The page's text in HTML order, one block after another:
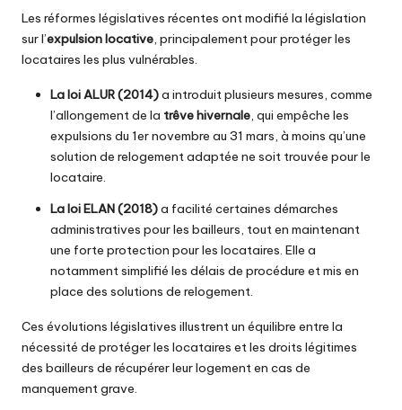
Les réformes législatives récentes ont modifié la législation
sur l’expulsion locative, principalement pour protéger les
locataires les plus vulnérables.
La loi ALUR (2014)a introduit plusieurs mesures, comme
l’allongement de la trêve hivernale, qui empêche les
expulsions du 1er novembre au 31 mars, à moins qu’une
solution de relogement adaptée ne soit trouvée pour le
locataire.
La loi ELAN (2018)a facilité certaines démarches
administratives pour les bailleurs, tout en maintenant
une forte protection pour les locataires. Elle a
notamment simplifié les délais de procédure et mis en
place des solutions de relogement.
Ces évolutions législatives illustrent un équilibre entre la
nécessité de protéger les locataires et les droits légitimes
des bailleurs de récupérer leur logement en cas de
manquement grave.